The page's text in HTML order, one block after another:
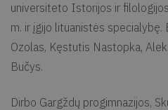
universiteto Istorijos ir
m. ir įgijo lituanistės specialybę.
Ozolas, Kęstutis Nastopka,
Bučys.
Dirbo Gargždų progimnazijos,